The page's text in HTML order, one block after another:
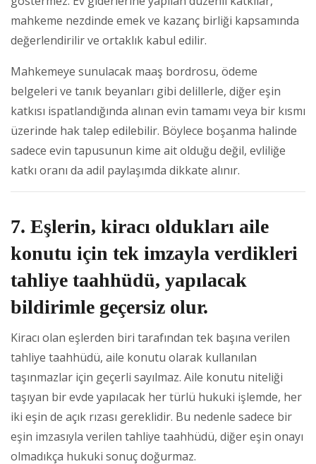
mahkeme nezdinde emek ve kazanç birliği kapsamında
değerlendirilir ve ortaklık kabul edilir.
Mahkemeye sunulacak maaş bordrosu, ödeme
belgeleri ve tanık beyanları gibi delillerle, diğer eşin
katkısı ispatlandığında alınan evin tamamı veya bir kısmı
üzerinde hak talep edilebilir. Böylece boşanma halinde
sadece evin tapusunun kime ait olduğu değil, evliliğe
katkı oranı da adil paylaşımda dikkate alınır.
7. Eşlerin, kiracı oldukları aile
konutu için tek imzayla verdikleri
tahliye taahhüdü, yapılacak
bildirimle geçersiz olur.
Kiracı olan eşlerden biri tarafından tek başına verilen
tahliye taahhüdü, aile konutu olarak kullanılan
taşınmazlar için geçerli sayılmaz. Aile konutu niteliği
taşıyan bir evde yapılacak her türlü hukuki işlemde, her
iki eşin de açık rızası gereklidir. Bu nedenle sadece bir
eşin imzasıyla verilen tahliye taahhüdü, diğer eşin onayı
olmadıkça hukuki sonuç doğurmaz.